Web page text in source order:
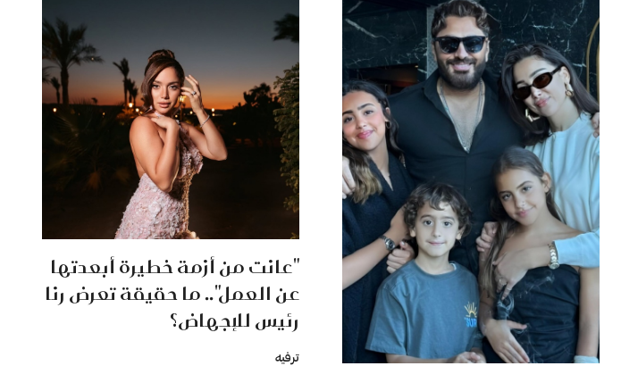
"عانت من أزمة خطيرة أبعدتها
عن العمل".. ما حقيقة تعرض رنا
رئيس للإجهاض؟
ترفيه